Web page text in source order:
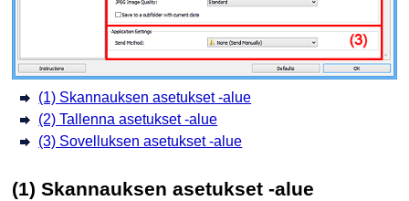
(1) Skannauksen asetukset -alue
(2) Tallenna asetukset -alue
(3) Sovelluksen asetukset -alue
(1) Skannauksen asetukset -alue